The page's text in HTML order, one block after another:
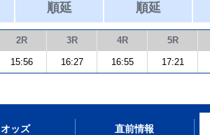
順延 順延
2R 3R 4R 5R
15:56 16:27 16:55 17:21
オッズ 直前情報